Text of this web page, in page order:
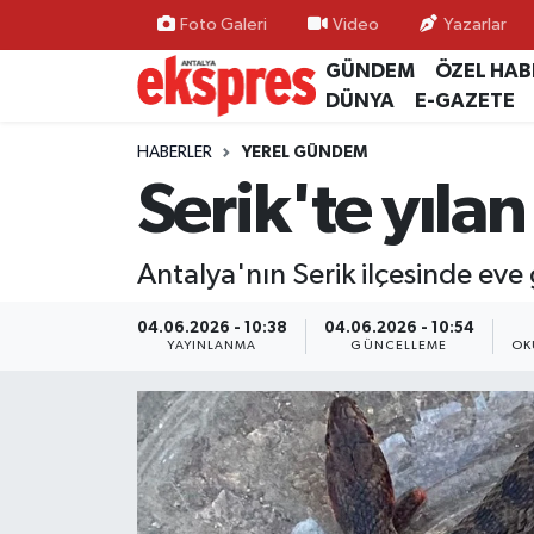
Foto Galeri Video Yazarlar
GÜNDEM ÖZEL
DÜNYA
E-GAZETE
HABERLER YEREL GÜNDEM
Serik'te
Antalya'nın Serik ilçesinde eve
04.06.2026 - 10:38
YAYINLANMA
04.06.2026 - 10:54
GÜNCELLEME
ÖZEL HABER
GÜNDEM
YEREL GÜNDEM
EKONOMİ
KÜLTÜR - SANAT
SİYASET
SAĞLIK
Nöbetçi Eczaneler
Hava Durumu
Trafik Durumu
Süper Lig Puan Durumu ve Fikstür
Tüm Manşetler
Son Dakika Haberleri
Haber Arşivi